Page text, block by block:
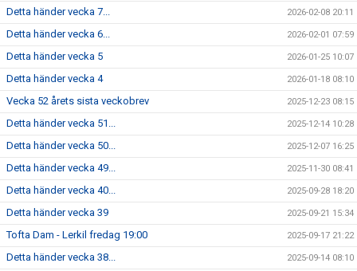
Detta händer vecka 7... 2026-02-08 20:11
Detta händer vecka 6... 2026-02-01 07:59
Detta händer vecka 5 2026-01-25 10:07
Detta händer vecka 4 2026-01-18 08:10
Vecka 52 årets sista veckobrev 2025-12-23 08:15
Detta händer vecka 51... 2025-12-14 10:28
Detta händer vecka 50... 2025-12-07 16:25
Detta händer vecka 49... 2025-11-30 08:41
Detta händer vecka 40... 2025-09-28 18:20
Detta händer vecka 39 2025-09-21 15:34
Tofta Dam - Lerkil fredag 19:00 2025-09-17 21:22
Detta händer vecka 38... 2025-09-14 08:10